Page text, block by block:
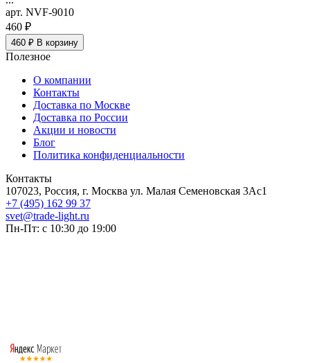
арт. NVF-9010
460 ₽
460 ₽ В корзину
Полезное
О компании
Контакты
Доставка по Москве
Доставка по России
Акции и новости
Блог
Политика конфиденциальности
Контакты
107023, Россия, г. Москва ул. Малая Семеновская 3Ас1
+7 (495) 162 99 37
svet@trade-light.ru
Пн-Пт: с 10:30 до 19:00